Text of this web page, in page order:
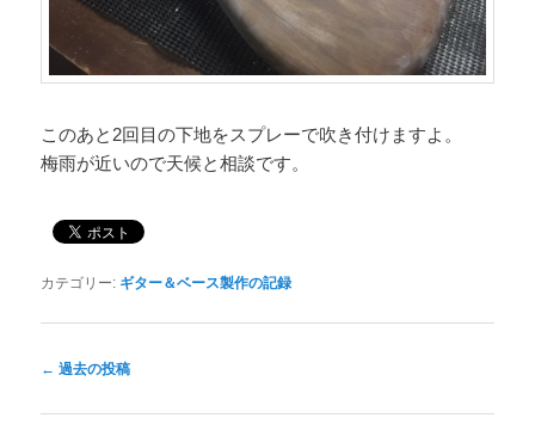
このあと2回目の下地をスプレーで吹き付けますよ。
梅雨が近いので天候と相談です。
カテゴリー: ギター＆ベース製作の記録
投
← 過去の投稿